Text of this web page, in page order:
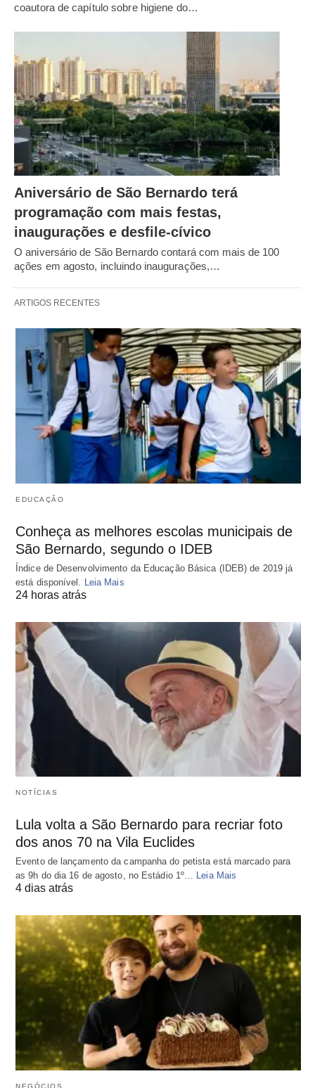
coautora de capítulo sobre higiene do…
Aniversário de São Bernardo terá
programação com mais festas,
inaugurações e desfile-cívico
O aniversário de São Bernardo contará com mais de 100
ações em agosto, incluindo inaugurações,…
ARTIGOS RECENTES
EDUCAÇÃO
Conheça as melhores escolas municipais de
São Bernardo, segundo o IDEB
Índice de Desenvolvimento da Educação Básica (IDEB) de 2019 já
está disponível.
Leia Mais
24 horas atrás
NOTÍCIAS
Lula volta a São Bernardo para recriar foto
dos anos 70 na Vila Euclides
Evento de lançamento da campanha do petista está marcado para
as 9h do dia 16 de agosto, no Estádio 1º… Leia Mais
4 dias atrás
NEGÓCIOS